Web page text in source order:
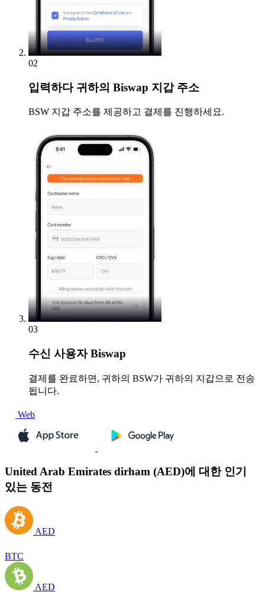
02
입력하다귀하의 Biswap 지갑 주소
BSW 지갑 주소를 제공하고 결제를 진행하세요.
03
수신 사용자 Biswap
결제를 완료하면, 귀하의 BSW가 귀하의 지갑으로 전송
됩니다.
Web
United Arab Emirates dirham (AED)에 대한 인기
있는 동전
AED
BTC
AED